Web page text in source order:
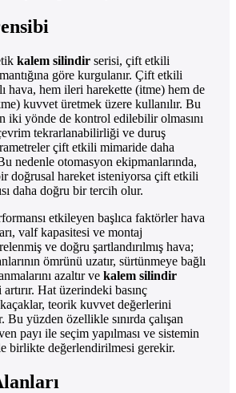
kalem silindir serisi, çift etkili
göre kurgulanır. Çift etkili
hava, hem ileri harekette (itme) hem de
kuvvet üretmek üzere kullanılır. Bu
iki yönde de kontrol edilebilir olmasını
tekrarlanabilirliği ve duruş
çift etkili mimaride daha
nedenle otomasyon ekipmanlarında,
doğrusal hareket isteniyorsa çift etkili
daha doğru bir tercih olur.
etkileyen başlıca faktörler hava
valf kapasitesi ve montaj
ve doğru şartlandırılmış hava;
ömrünü uzatır, sürtünmeye bağlı
azaltır ve kalem silindir
Hat üzerindeki basınç
teorik kuvvet değerlerini
yüzden özellikle sınırda çalışan
payı ile seçim yapılması ve sistemin
birlikte değerlendirilmesi gerekir.